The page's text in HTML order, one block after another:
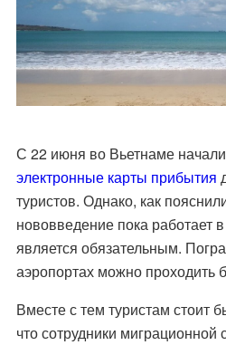
С 22 июня во Вьетнаме начали
электронные карты прибытия
туристов. Однако, как
нововведение пока работает
является обязательным.
аэропортах можно проходить
Вместе с тем туристам стоит
что сотрудники